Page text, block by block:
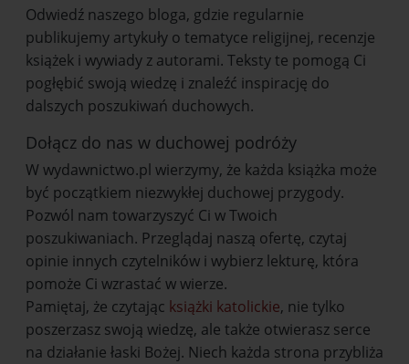
Odwiedź naszego bloga, gdzie regularnie
publikujemy artykuły o tematyce religijnej, recenzje
książek i wywiady z autorami. Teksty te pomogą Ci
pogłębić swoją wiedzę i znaleźć inspirację do
dalszych poszukiwań duchowych.
Dołącz do nas w duchowej podróży
W wydawnictwo.pl wierzymy, że każda książka może
być początkiem niezwykłej duchowej przygody.
Pozwól nam towarzyszyć Ci w Twoich
poszukiwaniach. Przeglądaj naszą ofertę, czytaj
opinie innych czytelników i wybierz lekturę, która
pomoże Ci wzrastać w wierze.
Pamiętaj, że czytając książki katolickie, nie tylko
poszerzasz swoją wiedzę, ale także otwierasz serce
na działanie łaski Bożej. Niech każda strona przybliża